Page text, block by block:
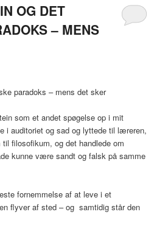
OG DET
– MENS
paradoks – mens det sker
som et andet spøgelse op i mit
i auditoriet og sad og lyttede til læreren,
filosofikum, og det handlede om
kunne være sandt og falsk på samme
fornemmelse af at leve i et
flyver af sted – og samtidig står den